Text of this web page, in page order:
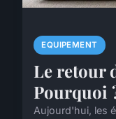
EQUIPEMENT
Le retour
Pourquoi
Aujourd'hui, les